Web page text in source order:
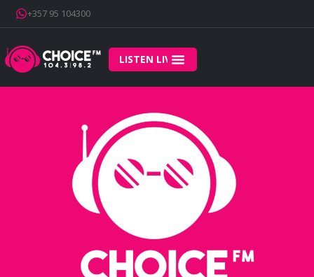
+357 95 104300
LISTEN LIVE